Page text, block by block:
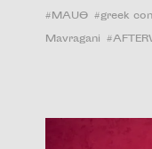
#MAUΘ #greek
Mavragani #